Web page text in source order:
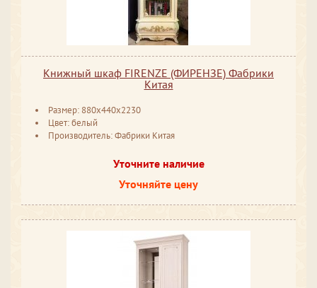
Книжный шкаф FIRENZE (ФИРЕНЗЕ) Фабрики
Китая
Размер: 880x440x2230
Цвет: белый
Производитель: Фабрики Китая
Уточните наличие
Уточняйте цену